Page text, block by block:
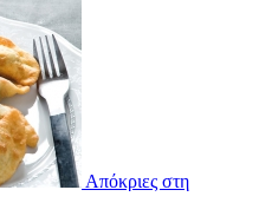
Απόκριες στη